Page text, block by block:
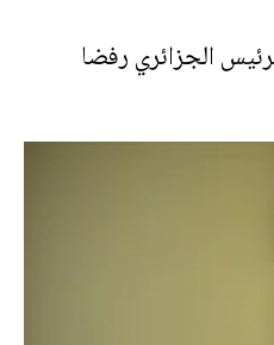
الجزائري رفضا